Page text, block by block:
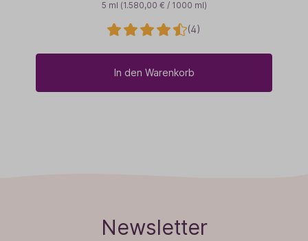
5 ml (1.580,00 € / 1000 ml)
(4)
In den Warenkorb
Newsletter